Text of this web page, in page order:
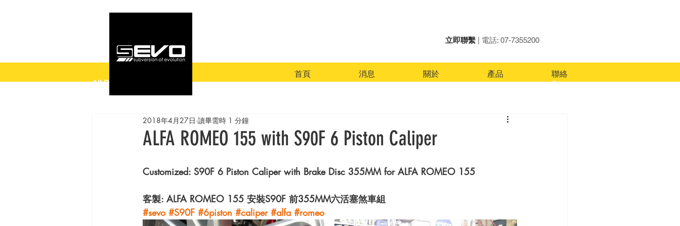
立即聯繫 | 電話: 07-7355200
All Posts
ALFA ROMEO 155 with S90F 6 Piston Caliper
2018年4月27日 讀畢需時 1 分鐘
Customized: S90F 6 Piston Caliper with Brake Disc 355MM for ALFA ROMEO 155
客製: ALFA ROMEO 155 安裝S90F 前355MM六活塞煞車組
#sevo #S90F #6piston #caliper #alfa #romeo
首頁 消息 關於 產品 聯絡